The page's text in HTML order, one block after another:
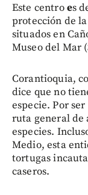
Este centroes
protección de
situados en
Museo del Mar
Corantioquia,
dice que no
especie. Por
ruta general de
especies.
Medio, esta
tortugas
caseros.